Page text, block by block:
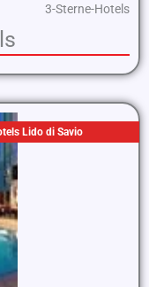
3-Sterne-Hotels
Lido di Savio